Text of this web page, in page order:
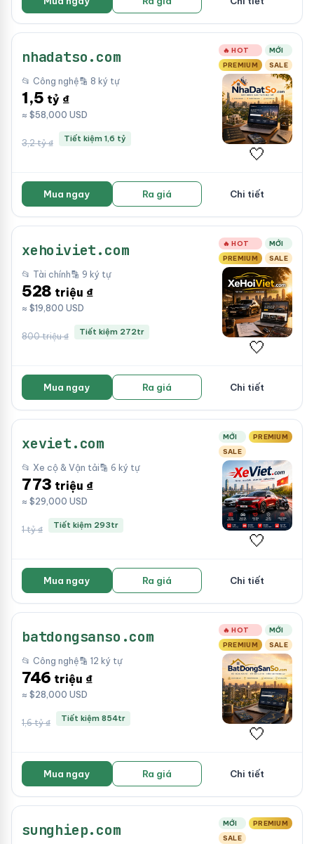
nhadatso.com 🔥 HOT
MỚI
PREMIUM
SALE
📂 Công nghệ🔡 8 ký tự
1,5 tỷ ₫
≈ $58,000 USD
3,2 tỷ ₫ Tiết kiệm 1,6 tỷ
🤍
Mua ngay Ra giá Chi tiết
xehoiviet.com 🔥 HOT
MỚI
PREMIUM
SALE
📂 Tài chính🔡 9 ký tự
528 triệu ₫
≈ $19,800 USD
800 triệu ₫ Tiết kiệm 272tr
🤍
Mua ngay Ra giá Chi tiết
xeviet.com MỚI
PREMIUM
SALE
📂 Xe cộ & Vận tải🔡 6 ký tự
773 triệu ₫
≈ $29,000 USD
1 tỷ ₫ Tiết kiệm 293tr
🤍
Mua ngay Ra giá Chi tiết
batdongsanso.com 🔥 HOT
MỚI
PREMIUM
SALE
📂 Công nghệ🔡 12 ký tự
746 triệu ₫
≈ $28,000 USD
1,6 tỷ ₫ Tiết kiệm 854tr
🤍
Mua ngay Ra giá Chi tiết
sunghiep.com MỚI
PREMIUM
SALE